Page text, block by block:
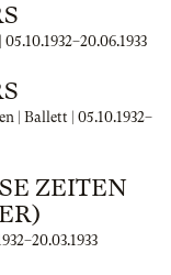
05.10.1932–20.06.1933
| Ballett | 05.10.1932–
ZEITEN F
–20.03.1933